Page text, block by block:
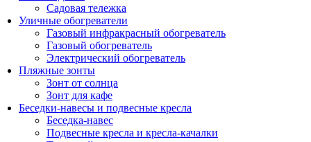
Садовая тележка
Уличные обогреватели
Газовый инфракрасный обогреватель
Газовый обогреватель
Электрический обогреватель
Пляжные зонты
Зонт от солнца
Зонт для кафе
Беседки-навесы и подвесные кресла
Беседка-навес
Подвесные кресла и кресла-качалки